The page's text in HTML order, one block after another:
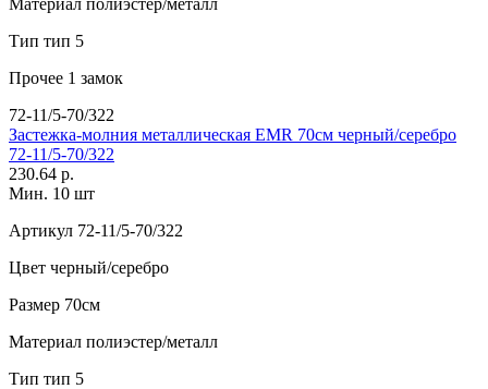
Тип тип 5
Прочее 1 замок
72-11/5-70/322
Застежка-молния металлическая EMR 70см черный/серебро
72-11/5-70/322
230.64 р.
Мин. 10 шт
Артикул 72-11/5-70/322
Цвет черный/серебро
Размер 70см
Материал полиэстер/металл
Тип тип 5